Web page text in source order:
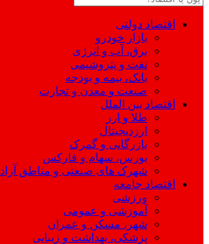
اقتصاد دولتی
بازار خودرو
برق، آب و انرژی
نفت و پتروشیمی
بانک، بیمه و بودجه
صنعت و معدن و تجارت
اقتصاد بین الملل
طلا و ارز
ارزدیجیتال
بازرگانی و گمرک
بورس، سهام و فارکس
شهرک های صنعتی و مناطق آزاد
اقتصاد جامعه
ورزشی
آموزشی و عمومی
شهر، مسکن و عمران
پزشکی، بهداشت و زیبایی